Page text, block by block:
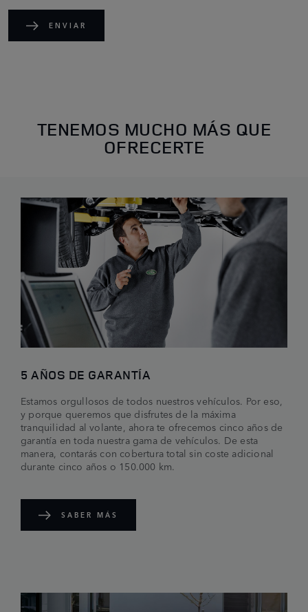
ENVIAR
TENEMOS MUCHO MÁS QUE
OFRECERTE
5 AÑOS DE GARANTÍA
Estamos orgullosos de todos nuestros vehículos. Por eso,
y porque queremos que disfrutes de la máxima
tranquilidad al volante, ahora te ofrecemos cinco años de
garantía en toda nuestra gama de vehículos. De esta
manera, contarás con cobertura total sin coste adicional
durante cinco años o 150.000 km.
SABER MÁS